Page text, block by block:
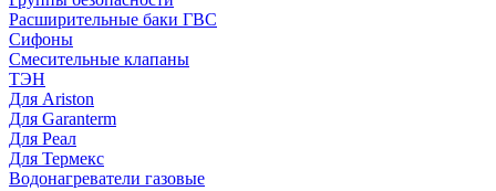
Расширительные баки ГВС
Сифоны
Смесительные клапаны
ТЭН
Для Ariston
Для Garanterm
Для Реал
Для Термекс
Водонагреватели газовые